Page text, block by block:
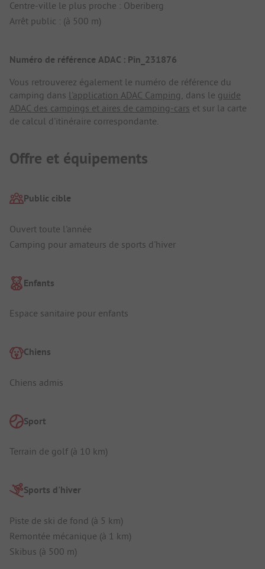
Centre-ville le plus proche : Oberiberg
Arrêt public : (à 500 m)
Numéro de référence ADAC : Pin_231876
Vous retrouverez également le numéro de référence du
camping dans l'application ADAC Camping , dans le guide
ADAC des campings et aires de camping-cars et sur la carte
de calcul d'itinéraire correspondante.
Offre et équipements
Public cible
Ouvert toute l'année
Camping pour amateurs de sports d'hiver
Enfants
Espace sanitaire pour enfants
Chiens
Chiens admis
Sport
Terrain de golf (à 10 km)
Sports d'hiver
Piste de ski de fond (à 5 km)
Remontée mécanique (à 1 km)
Skibus (à 500 m)